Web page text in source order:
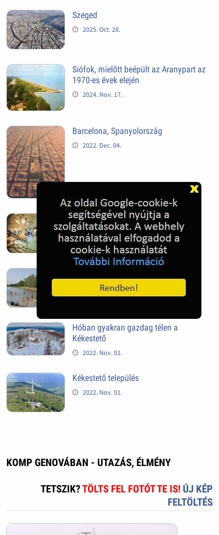
Szeged
2025. Oct. 28.
Siófok, mielőtt beépült az Aranypart az
1970-es évek elején
2024. Nov. 17.
Barcelona, Spanyolország
2022. Dec. 04.
Hagymatikum | Makó fürdő
2022. Nov. 01.
2022. Nov. 01.
Hóban gyakran gazdag télen a
Kékestető
2022. Nov. 01.
Kékestető település
2022. Nov. 01.
KOMP GENOVÁBAN - UTAZÁS, ÉLMÉNY
TETSZIK?TÖLTS FEL FOTÓT TE IS! ÚJ KÉP
FELTÖLTÉS